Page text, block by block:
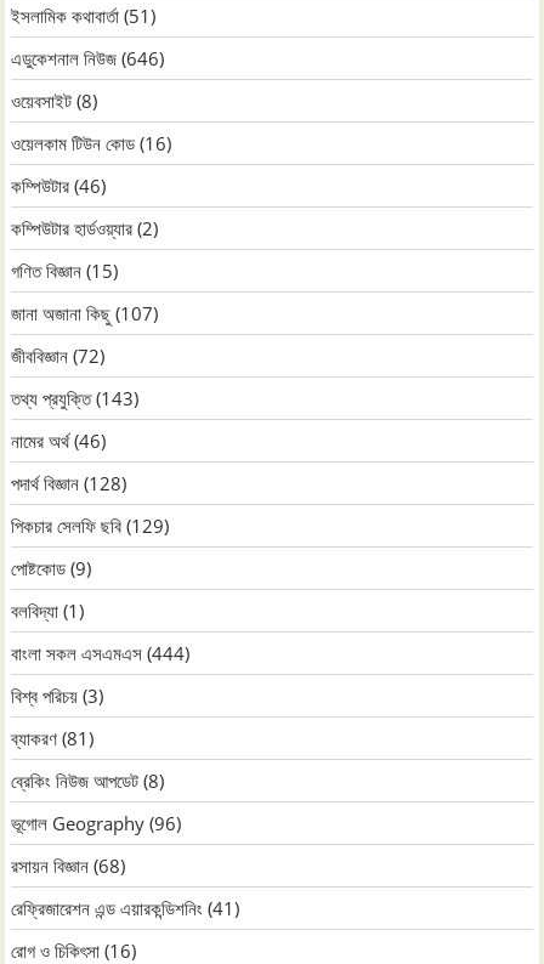
ইসলামিক কথাবার্তা (51)
এডুকেশনাল নিউজ (646)
ওয়েবসাইট (8)
ওয়েলকাম টিউন কোড (16)
কম্পিউটার (46)
কম্পিউটার হার্ডওয়্যার (2)
গণিত বিজ্ঞান (15)
জানা অজানা কিছু (107)
জীববিজ্ঞান (72)
তথ্য প্রযুক্তি(143)
নামের অর্থ(46)
পদার্থ বিজ্ঞান (128)
পিকচার সেলফি ছবি (129)
পোষ্টকোড (9)
বলবিদ্যা (1)
বাংলা সকল এসএমএস (444)
বিশ্ব পরিচয় (3)
ব্যাকরণ (81)
ব্রেকিং নিউজ আপডেট (8)
ভূগোল Geography (96)
রসায়ন বিজ্ঞান (68)
রেফ্রিজারেশন এন্ড এয়ারকন্ডিশনিং (41)
রোগ ও চিকিৎসা (16)